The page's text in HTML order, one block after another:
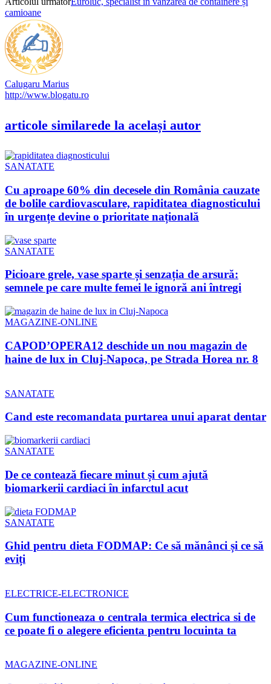
camioane
Calugaru Marius
http://www.blogatu.ro
articole similarede la același autor
SANATATE
Cu aproape 60% din decesele din România cauzate
de bolile cardiovasculare, rapiditatea diagnosticului
în urgențe devine o prioritate națională
SANATATE
Picioare grele, vase sparte și senzația de arsură:
semnele pe care multe femei le ignoră ani întregi
MAGAZINE-ONLINE
CAPOD’OPERA12 deschide un nou magazin de
haine de lux in Cluj-Napoca, pe Strada Horea nr. 8
SANATATE
Cand este recomandata purtarea unui aparat dentar
SANATATE
De ce contează fiecare minut și cum ajută
biomarkerii cardiaci în infarctul acut
SANATATE
Ghid pentru dieta FODMAP: Ce să mănânci și ce să
eviți
ELECTRICE-ELECTRONICE
Cum functioneaza o centrala termica electrica si de
ce poate fi o alegere eficienta pentru locuinta ta
MAGAZINE-ONLINE